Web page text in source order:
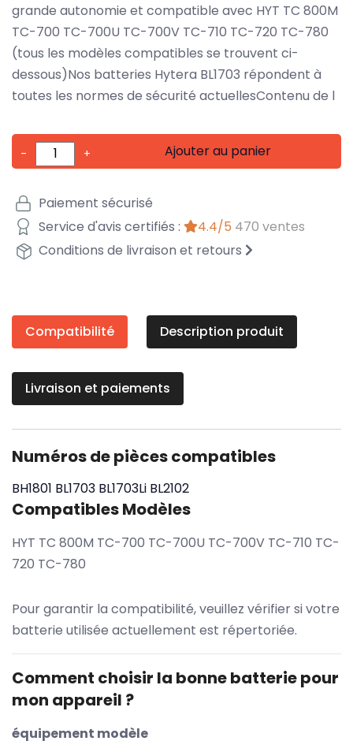
grande autonomie et compatible avec HYT TC 800M
TC-700 TC-700U TC-700V TC-710 TC-720 TC-780
(tous les modèles compatibles se trouvent ci-
dessous)Nos batteries Hytera BL1703 répondent à
toutes les normes de sécurité actuellesContenu de l
- + Ajouter au panier
Paiement sécurisé
Service d'avis certifiés :
4.4/5 470 ventes
Conditions de livraison et retours
Compatibilité Description produit
Livraison et paiements
Numéros de pièces compatibles
BH1801 BL1703 BL1703Li BL2102
Compatibles Modèles
HYT TC 800M TC-700 TC-700U TC-700V TC-710 TC-
720 TC-780
Pour garantir la compatibilité, veuillez vérifier si votre
batterie utilisée actuellement est répertoriée.
Comment choisir la bonne batterie pour
mon appareil ?
équipement modèle